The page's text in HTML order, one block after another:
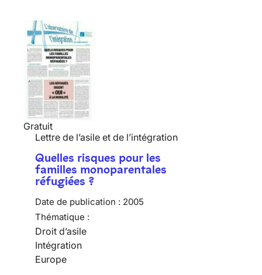
Gratuit
Lettre de l’asile et de l’intégration
Quelles risques pour les
familles monoparentales
réfugiées ?
Date de publication : 2005
Thématique :
Droit d’asile
Intégration
Europe